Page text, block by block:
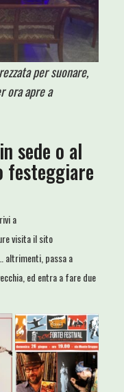
per suonare,
ora apre a
sede o al
festeggiare
a
visita il sito
altrimenti, passa a
ed entra a fare due